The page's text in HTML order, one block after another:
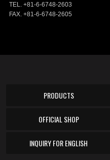
TEL. +81-6-6748-2603
FAX. +81-6-6748-2605
PRODUCTS
OFFICIAL SHOP
INQUIRY FOR ENGLISH